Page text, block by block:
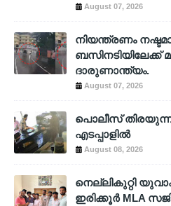
August 07, 2026
നിയന്ത്രണം
ബസിനടിയിലേക്ക്
ദാരുണാന്ത്യം.
August 07, 2026
പൊലീസ്
എടപ്പാളില്‍
August 08, 2026
നെല്ലികുറ്റി
ഇരിക്കൂർ MLA